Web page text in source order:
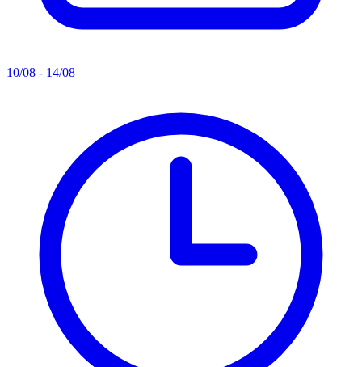
10/08 - 14/08